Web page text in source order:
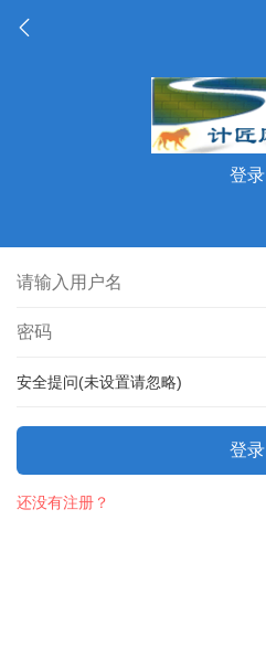
登录
安全提问(未设置请忽略)
登录
还没有注册？